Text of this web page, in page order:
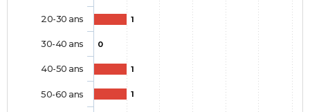
1
0
1
1
20-30 ans
30-40 ans
40-50 ans
50-60 ans